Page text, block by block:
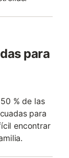
para
% de las
para
encontrar